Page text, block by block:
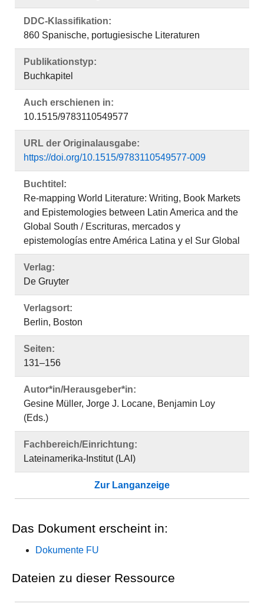
DDC-Klassifikation:
860 Spanische, portugiesische Literaturen
Publikationstyp:
Buchkapitel
Auch erschienen in:
10.1515/9783110549577
URL der Originalausgabe:
https://doi.org/10.1515/9783110549577-009
Buchtitel:
Re-mapping World Literature: Writing, Book Markets
and Epistemologies between Latin America and the
Global South / Escrituras, mercados y
epistemologías entre América Latina y el Sur Global
Verlag:
De Gruyter
Verlagsort:
Berlin, Boston
Seiten:
131–156
Autor*in/Herausgeber*in:
Gesine Müller, Jorge J. Locane, Benjamin Loy
(Eds.)
Fachbereich/Einrichtung:
Lateinamerika-Institut (LAI)
Zur Langanzeige
Das Dokument erscheint in:
Dokumente FU
Dateien zu dieser Ressource